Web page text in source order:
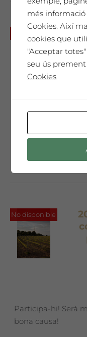
No et perdis la
l'estiu!
No disponible
Participa-hi! Serà
bona causa!
més
Cookies. Així
cookies que
"Acceptar
seu ús prement
Cookies